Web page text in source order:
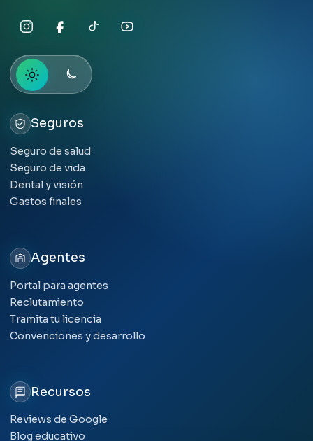
Seguros
Seguro de salud
Seguro de vida
Dental y visión
Gastos finales
Agentes
Portal para agentes
Reclutamiento
Tramita tu licencia
Convenciones y desarrollo
Recursos
Reviews de Google
Blog educativo